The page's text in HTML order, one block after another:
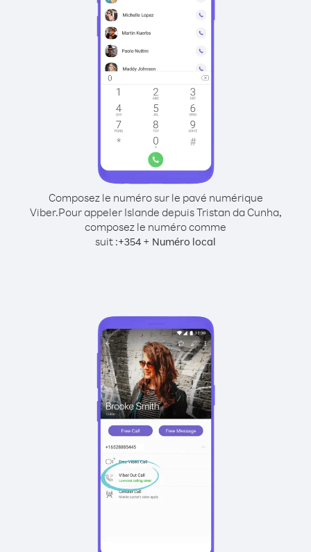
Composez le numéro sur le pavé numérique
Viber.Pour appeler Islande depuis Tristan da Cunha,
composez le numéro comme
suit :+354 + Numéro local